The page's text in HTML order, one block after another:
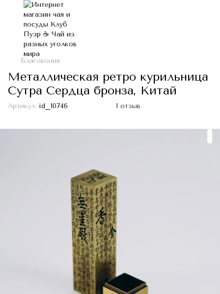
Благовония
Металлическая ретро курильница
Сутра Сердца бронза, Китай
Артикул: id_10746 1 отзыв